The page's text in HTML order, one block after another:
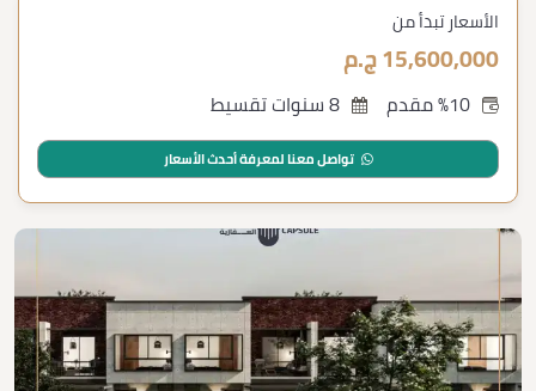
الأسعار تبدأ من
15,600,000 ج.م
%10 مقدم 8 سنوات تقسيط
تواصل معنا لمعرفة أحدث الأسعار